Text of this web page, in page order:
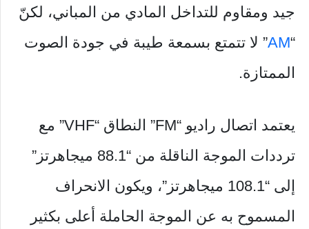
جيد ومقاوم للتداخل المادي من المباني، لكنّ
“
AM” لا تتمتع بسمعة طيبة في جودة الصوت
الممتازة.
يعتمد اتصال راديو “FM” النطاق “VHF” مع
ترددات الموجة الناقلة من “88.1 ميجاهرتز”
إلى “108.1 ميجاهرتز”، ويكون الانحراف
المسموح به عن الموجة الحاملة أعلى بكثير